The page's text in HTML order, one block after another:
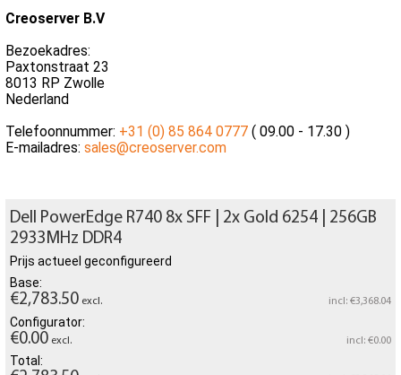
Creoserver B.V
Bezoekadres:
Paxtonstraat 23
8013 RP Zwolle
Nederland
Telefoonnummer: +31 (0) 85 864 0777 ( 09.00 - 17.30 )
E-mailadres: sales@creoserver.com
Dell PowerEdge R740 8x SFF | 2x Gold 6254 | 256GB
2933MHz DDR4
Prijs actueel geconfigureerd
Base:
€2,783.50 excl. incl: €3,368.04
Configurator:
€0.00 excl. incl: €0.00
Total: